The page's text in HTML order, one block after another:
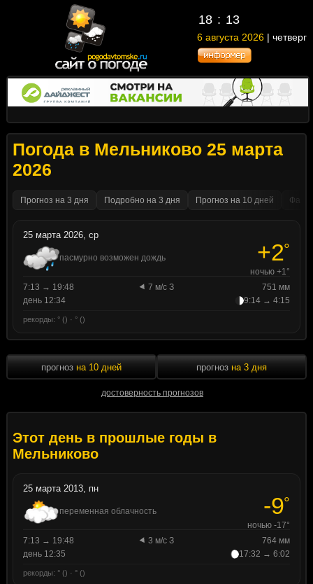
18 13
6 августа 2026 | четверг
Погода в Мельниково 25 марта
2026
Прогноз на 3 дня Подробно на 3 дня Прогноз на 10 дней
25 марта 2026, ср
пасмурно возможен дождь +2°
ночью +1°
7:13 → 19:48
7 м/с З
751 мм
день 12:34
9:14 → 4:15
рекорды: ° () · ° ()
прогноз на 10 дней
достоверность прогнозов
прогноз на 3 дня
Этот день в прошлые годы в
Мельниково
25 марта 2013, пн
переменная облачность -9°
ночью -17°
7:13 → 19:48
3 м/с З
764 мм
день 12:35
17:32 → 6:02
рекорды: ° () · ° ()